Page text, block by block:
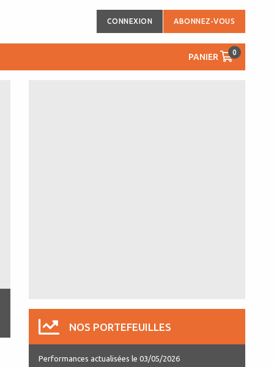
CONNEXION ABONNEZ-VOUS
PANIER 0
NOS PORTEFEUILLES
Performances actualisées le 03/05/2026